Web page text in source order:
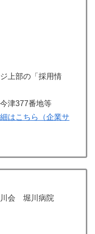
上部の「採用情
津377番地等
はこちら（企業サ
川会 堀川病院